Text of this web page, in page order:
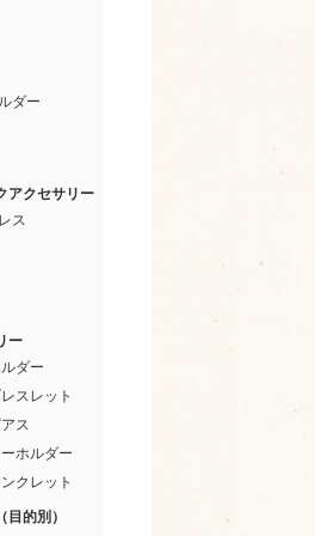
ダー
アクセサリー
ス
ー
ダー
スレット
ス
ホルダー
クレット
的別）